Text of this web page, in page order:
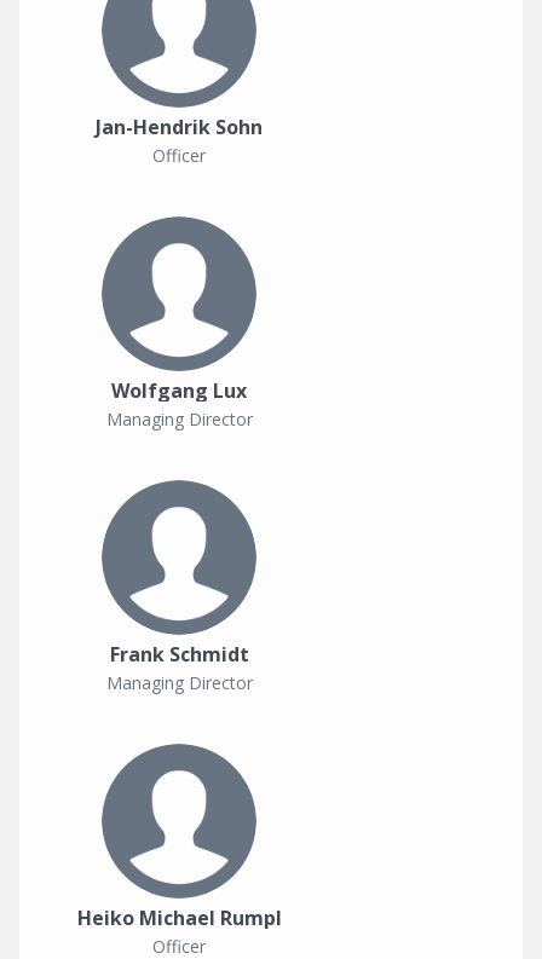
Jan-Hendrik Sohn
Officer
Wolfgang Lux
Managing Director
Frank Schmidt
Managing Director
Heiko Michael Rumpl
Officer